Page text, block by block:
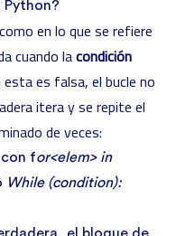
Python?
como en lo que se refiere
cuando lacondición
esta es falsa, el bucle no
itera y se repite el
de veces:
con for<elem> in
While (condition):